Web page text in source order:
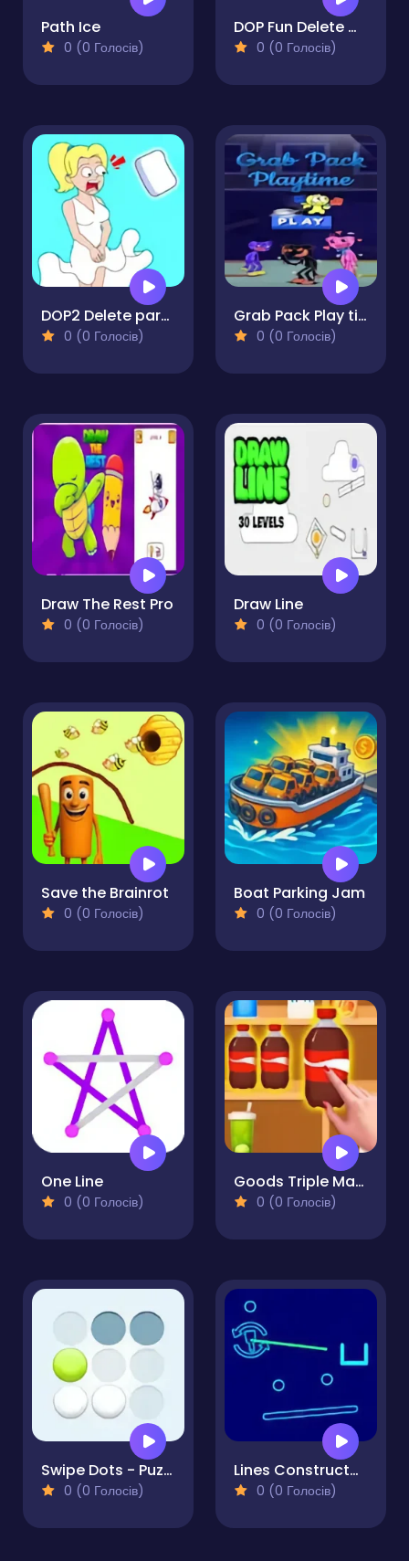
Path Ice
0 (0 Голосів)
DOP Fun Delete One Part
0 (0 Голосів)
DOP2 Delete part in Love Story
0 (0 Голосів)
Grab Pack Play time
0 (0 Голосів)
Draw The Rest Pro
0 (0 Голосів)
Draw Line
0 (0 Голосів)
Save the Brainrot
0 (0 Голосів)
Boat Parking Jam
0 (0 Голосів)
One Line
0 (0 Голосів)
Goods Triple Match 3D
0 (0 Голосів)
Swipe Dots - Puzzle
0 (0 Голосів)
Lines Constructor - Puzzle
0 (0 Голосів)